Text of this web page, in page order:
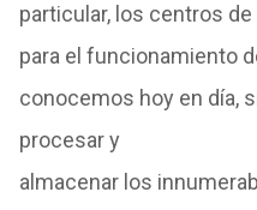
particular, los centros de
para el funcionamiento
conocemos hoy en día,
procesar y
almacenar los